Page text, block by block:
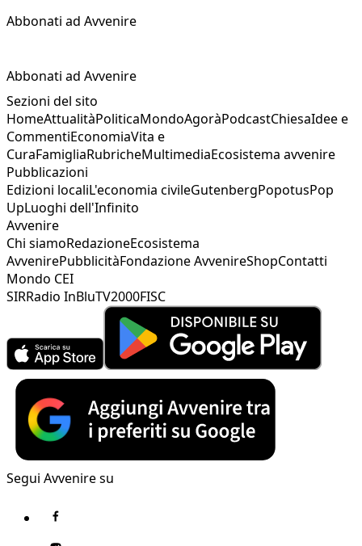
Abbonati ad Avvenire
Abbonati ad Avvenire
Sezioni del sito
HomeAttualitàPoliticaMondoAgoràPodcastChiesaIdee e
CommentiEconomiaVita e
CuraFamigliaRubricheMultimediaEcosistema avvenire
Pubblicazioni
Edizioni localiL'economia civileGutenbergPopotusPop
UpLuoghi dell'Infinito
Avvenire
Chi siamoRedazioneEcosistema
AvvenirePubblicitàFondazione AvvenireShopContatti
Mondo CEI
SIRRadio InBluTV2000FISC
Segui Avvenire su